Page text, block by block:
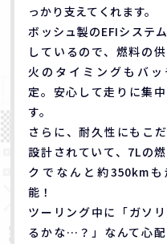
っかり支えてくれます。
ボッシュ製のEFIシステ
しているので、燃料の
火のタイミングもバッ
定。安心して走りに集
す。
さらに、耐久性にもこ
設計されていて、7Lの
クでなんと約350kmも
能！
ツーリング中に「ガソ
るかな…？」なんて心配